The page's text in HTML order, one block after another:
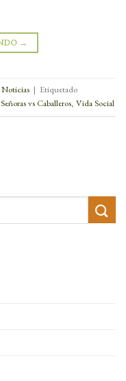
→
| Etiquetado
Señoras vs Caballeros, Vida Social